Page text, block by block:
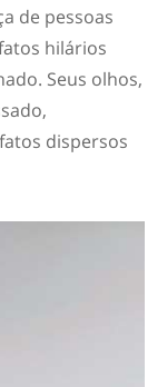
de pessoas
hilários
Seus olhos,
dispersos